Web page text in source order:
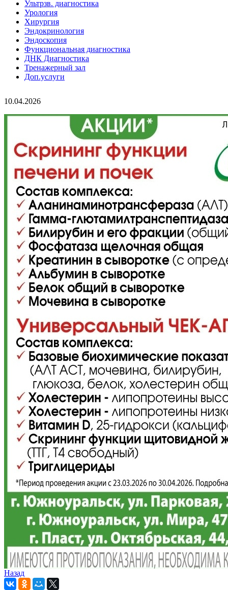
Ультрзв. диагностика
Урология
Хирургия
Эндокринология
Эндоскопия
Функциональная диагностика
ДНК Диагностика
Тренажерный зал
Доп.услуги
10.04.2026
Назад